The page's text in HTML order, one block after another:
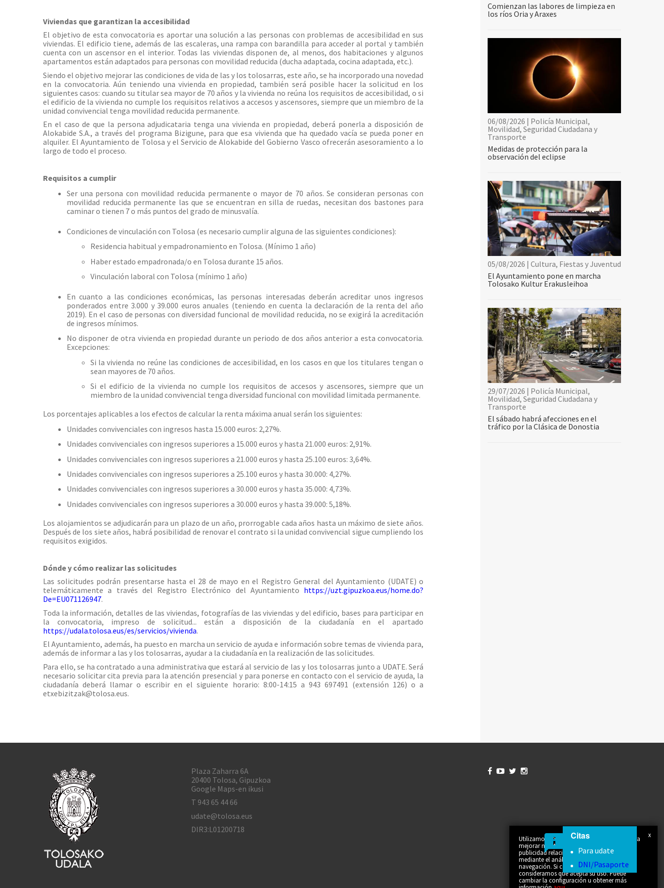
Citas
Para udate
DNI/Pasaporte
Viviendas que garantizan la accesibilidad
El objetivo de esta convocatoria es aportar una solución a las personas con problemas de accesibilidad en sus
viviendas. El edificio tiene, además de las escaleras, una rampa con barandilla para acceder al portal y también
cuenta con un ascensor en el interior. Todas las viviendas disponen de, al menos, dos habitaciones y algunos
apartamentos están adaptados para personas con movilidad reducida (ducha adaptada, cocina adaptada, etc.).
Siendo el objetivo mejorar las condiciones de vida de las y los tolosarras, este año, se ha incorporado una novedad
en la convocatoria. Aún teniendo una vivienda en propiedad, también será posible hacer la solicitud en los
siguientes casos: cuando su titular sea mayor de 70 años y la vivienda no reúna los requisitos de accesibilidad, o si
el edificio de la vivienda no cumple los requisitos relativos a accesos y ascensores, siempre que un miembro de la
unidad convivencial tenga movilidad reducida permanente.
En el caso de que la persona adjudicataria tenga una vivienda en propiedad, deberá ponerla a disposición de
Alokabide S.A., a través del programa Bizigune, para que esa vivienda que ha quedado vacía se pueda poner en
alquiler. El Ayuntamiento de Tolosa y el Servicio de Alokabide del Gobierno Vasco ofrecerán asesoramiento a lo
largo de todo el proceso.
Requisitos a cumplir
Ser una persona con movilidad reducida permanente o mayor de 70 años. Se consideran personas con
movilidad reducida permanente las que se encuentran en silla de ruedas, necesitan dos bastones para
caminar o tienen 7 o más puntos del grado de minusvalía.
Condiciones de vinculación con Tolosa (es necesario cumplir alguna de las siguientes condiciones):
Residencia habitual y empadronamiento en Tolosa. (Mínimo 1 año)
Haber estado empadronada/o en Tolosa durante 15 años.
Vinculación laboral con Tolosa (mínimo 1 año)
En cuanto a las condiciones económicas, las personas interesadas deberán acreditar unos ingresos
ponderados entre 3.000 y 39.000 euros anuales (teniendo en cuenta la declaración de la renta del año
2019). En el caso de personas con diversidad funcional de movilidad reducida, no se exigirá la acreditación
de ingresos mínimos.
No disponer de otra vivienda en propiedad durante un periodo de dos años anterior a esta convocatoria.
Excepciones:
Si la vivienda no reúne las condiciones de accesibilidad, en los casos en que los titulares tengan o
sean mayores de 70 años.
Si el edificio de la vivienda no cumple los requisitos de accesos y ascensores, siempre que un
miembro de la unidad convivencial tenga diversidad funcional con movilidad limitada permanente.
Los porcentajes aplicables a los efectos de calcular la renta máxima anual serán los siguientes:
Unidades convivenciales con ingresos hasta 15.000 euros: 2,27%.
Unidades convivenciales con ingresos superiores a 15.000 euros y hasta 21.000 euros: 2,91%.
Unidades convivenciales con ingresos superiores a 21.000 euros y hasta 25.100 euros: 3,64%.
Unidades convivenciales con ingresos superiores a 25.100 euros y hasta 30.000: 4,27%.
Unidades convivenciales con ingresos superiores a 30.000 euros y hasta 35.000: 4,73%.
Unidades convivenciales con ingresos superiores a 30.000 euros y hasta 39.000: 5,18%.
Los alojamientos se adjudicarán para un plazo de un año, prorrogable cada años hasta un máximo de siete años.
Después de los siete años, habrá posibilidad de renovar el contrato si la unidad convivencial sigue cumpliendo los
requisitos exigidos.
Dónde y cómo realizar las solicitudes
Las solicitudes podrán presentarse hasta el 28 de mayo en el Registro General del Ayuntamiento (UDATE) o
telemáticamente a través del Registro Electrónico del Ayuntamiento https://uzt.gipuzkoa.eus/home.do?
De=EU071126947.
Toda la información, detalles de las viviendas, fotografías de las viviendas y del edificio, bases para participar en
la convocatoria, impreso de solicitud... están a disposición de la ciudadanía en el apartado
https://udala.tolosa.eus/es/servicios/vivienda.
El Ayuntamiento, además, ha puesto en marcha un servicio de ayuda e información sobre temas de vivienda para,
además de informar a las y los tolosarras, ayudar a la ciudadanía en la realización de las solicitudes.
Para ello, se ha contratado a una administrativa que estará al servicio de las y los tolosarras junto a UDATE. Será
necesario solicitar cita previa para la atención presencial y para ponerse en contacto con el servicio de ayuda, la
ciudadanía deberá llamar o escribir en el siguiente horario: 8:00-14:15 a 943 697491 (extensión 126) o a
etxebizitzak@tolosa.eus.
Comienzan las labores de limpieza en
los ríos Oria y Araxes
06/08/2026 | Policía Municipal,
Movilidad, Seguridad Ciudadana y
Transporte
Medidas de protección para la
observación del eclipse
05/08/2026 | Cultura, Fiestas y Juventud
El Ayuntamiento pone en marcha
Tolosako Kultur Erakusleihoa
29/07/2026 | Policía Municipal,
Movilidad, Seguridad Ciudadana y
Transporte
El sábado habrá afecciones en el
tráfico por la Clásica de Donostia
x
Utilizamos cookies propias y de terceros para
mejorar nuestros servicios y mostrarle
publicidad relacionada con sus preferencias
mediante el análisis de sus hábitos de
navegación. Si continúa navegando,
consideramos que acepta su uso. Puede
cambiar la configuración u obtener más
Plaza Zaharra 6A
20400 Tolosa, Gipuzkoa
Google Maps-en ikusi
T 943 65 44 66
udate@tolosa.eus
DIR3:L01200718
   